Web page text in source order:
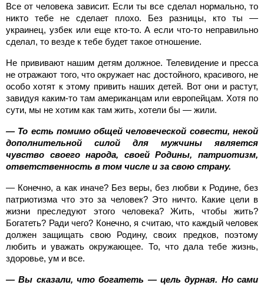
Все от человека зависит. Если ты все сделал нормально, то
никто тебе не сделает плохо. Без разницы, кто ты —
украинец, узбек или еще кто-то. А если что-то неправильно
сделал, то везде к тебе будет такое отношение.
Не прививают нашим детям должное. Телевидение и пресса
не отражают того, что окружает нас достойного, красивого, не
особо хотят к этому привить наших детей. Вот они и растут,
завидуя каким-то там американцам или европейцам. Хотя по
сути, мы не хотим как там жить, хотели бы — жили.
— То есть помимо общей человеческой совести, некой
дополнительной силой для мужчины является
чувство своего народа, своей Родины, патриотизм,
ответственность в том числе и за свою страну.
— Конечно, а как иначе? Без веры, без любви к Родине, без
патриотизма что это за человек? Это ничто. Какие цели в
жизни преследуют этого человека? Жить, чтобы жить?
Богатеть? Ради чего? Конечно, я считаю, что каждый человек
должен защищать свою Родину, своих предков, поэтому
любить и уважать окружающее. То, что дала тебе жизнь,
здоровье, ум и все.
— Вы сказали, что богатеть — цель дурная. Но сами